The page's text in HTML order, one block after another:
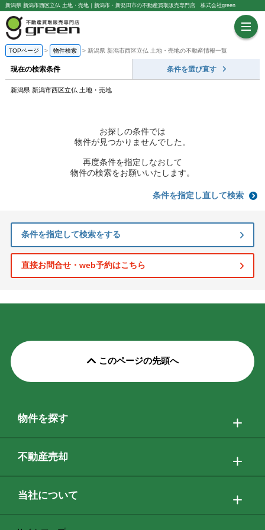
新潟県 新潟市西区立仏 土地・売地｜新潟市・新発田市の不動産買取販売専門店 株式会社green
TOPページ 物件検索 新潟県 新潟市西区立仏 土地・売地の不動産情報一覧
現在の検索条件 条件を選び直す
新潟県 新潟市西区立仏 土地・売地
お探しの条件では
物件が見つかりませんでした。
再度条件を指定しなおして
物件の検索をお願いいたします。
条件を指定し直して検索
条件を指定して検索をする
直接お問合せ・web予約はこちら
このページの先頭へ
物件を探す
不動産売却
当社について